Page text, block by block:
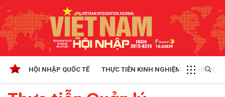
HỘI NHẬP QUỐC TẾ THỰC TIỄN KINH NGHIỆM CHÍNH